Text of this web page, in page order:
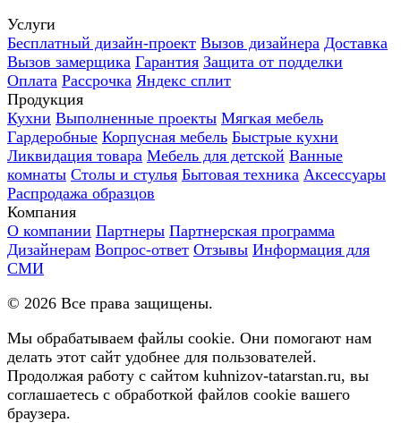
Услуги
Бесплатный дизайн-проект Вызов дизайнера Доставка
Вызов замерщика Гарантия Защита от подделки
Оплата Рассрочка Яндекс сплит
Продукция
Кухни Выполненные проекты Мягкая мебель
Гардеробные Корпусная мебель Быстрые кухни
Ликвидация товара Мебель для детской Ванные
комнаты Столы и стулья Бытовая техника Аксессуары
Распродажа образцов
Компания
О компании Партнеры Партнерская программа
Дизайнерам Вопрос-ответ Отзывы Информация для
СМИ
© 2026 Все права защищены.
Мы обрабатываем файлы cookie. Они помогают нам
делать этот сайт удобнее для пользователей.
Продолжая работу с сайтом kuhnizov-tatarstan.ru, вы
соглашаетесь с обработкой файлов cookie вашего
браузера.